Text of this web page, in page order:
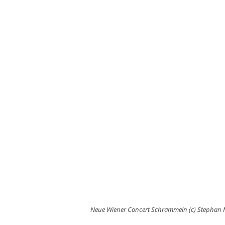
Neue Wiener Concert Schrammeln (c) Stephan